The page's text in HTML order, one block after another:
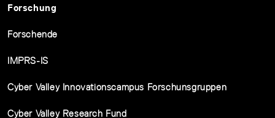
Forschung
Forschende
IMPRS-IS
Cyber Valley Innovationscampus Forschunsgruppen
Cyber Valley Research Fund